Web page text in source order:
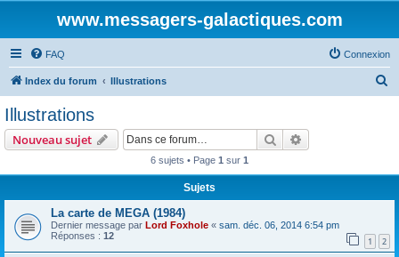
www.messagers-galactiques.com
FAQ Connexion
Index du forum Illustrations
e
Illustrations
Nouveau sujet Rechercher
6 sujets • Page 1 sur 1
Sujets
La carte de MEGA (1984)
Dernier message par Lord Foxhole « sam. déc. 06, 2014 6:54 pm
Réponses : 12 1 2